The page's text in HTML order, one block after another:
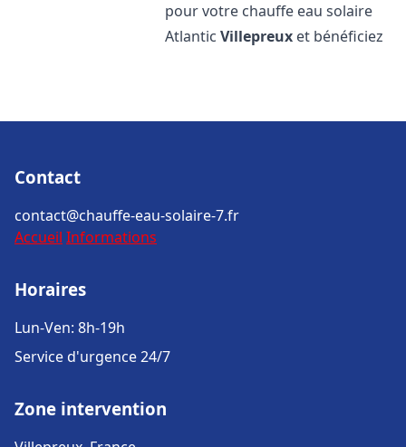
pour votre chauffe eau solaire
AtlanticVillepreux et bénéficiez
Contact
contact@chauffe-eau-solaire-7.fr
Accueil Informations
Horaires
Lun-Ven: 8h-19h
Service d'urgence 24/7
Zone intervention